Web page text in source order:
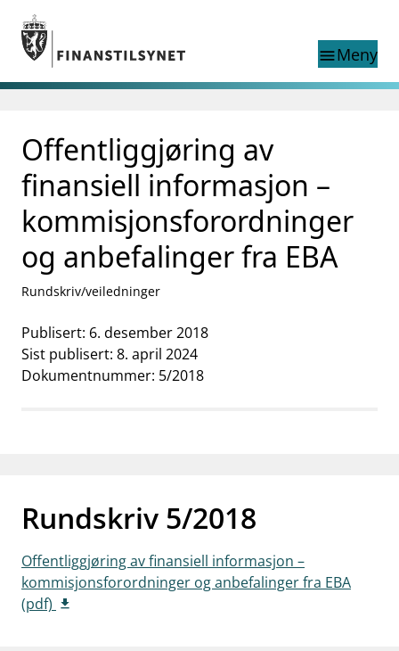
Gå til hovedinnhold
Gå til søkesiden
menuMeny
nettstedet
language
English
exist in English
English home page
Aktuelt
Finanstilsynets registre
Tema
business Om Finanstilsynet
mail_outline
Abonner på nyhetsvarsel
Offentliggjøring av
finansiell informasjon –
kommisjonsforordninger
og anbefalinger fra EBA
Rundskriv/veiledninger
Publisert: 6. desember 2018
Sist publisert: 8. april 2024
Dokumentnummer: 5/2018
Rundskriv 5/2018
Offentliggjøring av finansiell informasjon –
kommisjonsforordninger og anbefalinger fra EBA
(pdf)